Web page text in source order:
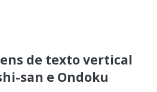
de texto vertical
san e Ondoku